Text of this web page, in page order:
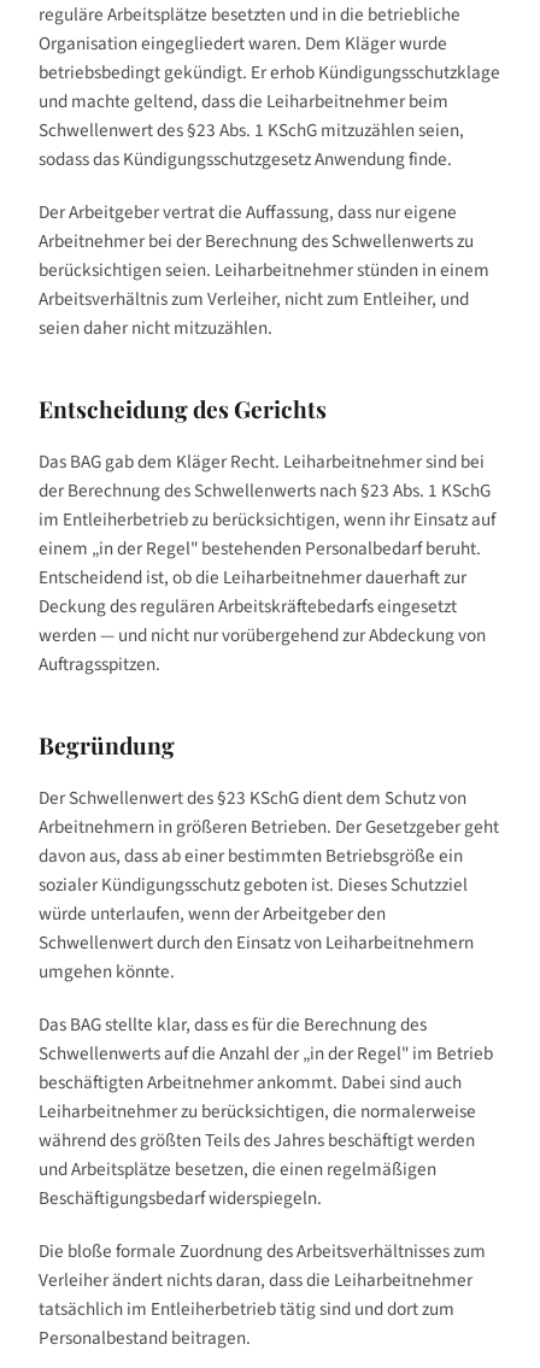
reguläre Arbeitsplätze besetzten und in die betriebliche
Organisation eingegliedert waren. Dem Kläger wurde
betriebsbedingt gekündigt. Er erhob Kündigungsschutzklage
und machte geltend, dass die Leiharbeitnehmer beim
Schwellenwert des §23 Abs. 1 KSchG mitzuzählen seien,
sodass das Kündigungsschutzgesetz Anwendung finde.
Der Arbeitgeber vertrat die Auffassung, dass nur eigene
Arbeitnehmer bei der Berechnung des Schwellenwerts zu
berücksichtigen seien. Leiharbeitnehmer stünden in einem
Arbeitsverhältnis zum Verleiher, nicht zum Entleiher, und
seien daher nicht mitzuzählen.
Entscheidung des Gerichts
Das BAG gab dem Kläger Recht. Leiharbeitnehmer sind bei
der Berechnung des Schwellenwerts nach §23 Abs. 1 KSchG
im Entleiherbetrieb zu berücksichtigen, wenn ihr Einsatz auf
einem „in der Regel" bestehenden Personalbedarf beruht.
Entscheidend ist, ob die Leiharbeitnehmer dauerhaft zur
Deckung des regulären Arbeitskräftebedarfs eingesetzt
werden — und nicht nur vorübergehend zur Abdeckung von
Auftragsspitzen.
Begründung
Der Schwellenwert des §23 KSchG dient dem Schutz von
Arbeitnehmern in größeren Betrieben. Der Gesetzgeber geht
davon aus, dass ab einer bestimmten Betriebsgröße ein
sozialer Kündigungsschutz geboten ist. Dieses Schutzziel
würde unterlaufen, wenn der Arbeitgeber den
Schwellenwert durch den Einsatz von Leiharbeitnehmern
umgehen könnte.
Das BAG stellte klar, dass es für die Berechnung des
Schwellenwerts auf die Anzahl der „in der Regel" im Betrieb
beschäftigten Arbeitnehmer ankommt. Dabei sind auch
Leiharbeitnehmer zu berücksichtigen, die normalerweise
während des größten Teils des Jahres beschäftigt werden
und Arbeitsplätze besetzen, die einen regelmäßigen
Beschäftigungsbedarf widerspiegeln.
Die bloße formale Zuordnung des Arbeitsverhältnisses zum
Verleiher ändert nichts daran, dass die Leiharbeitnehmer
tatsächlich im Entleiherbetrieb tätig sind und dort zum
Personalbestand beitragen.